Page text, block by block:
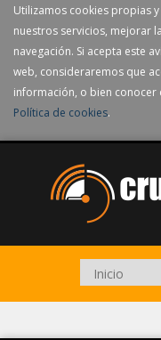
Utilizamos cookies propias
nuestros servicios, mejorar
navegación. Si acepta este
web, consideraremos que
información, o bien conocer
Política de cookies.